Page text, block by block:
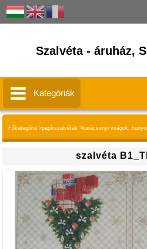
Szalvéta - áruház,
Kategóriák
Főkategória >papírszalvéták>karácsonyi virágok,
szalvéta